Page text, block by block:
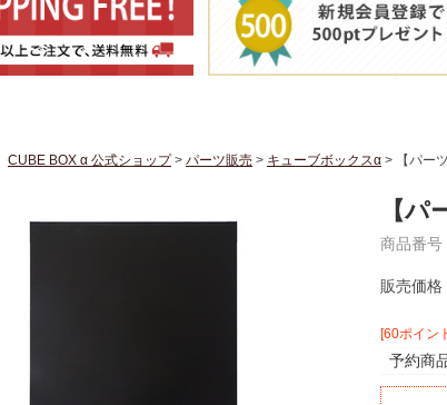
CUBE BOX α 公式ショップ> パーツ販売 > キューブボックスα > 【パー
【
商品番
販売価格
[60ポイン
予約商